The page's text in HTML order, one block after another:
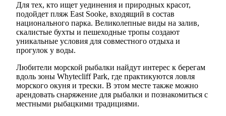
Для тех, кто ищет уединения и природных красот,
подойдет пляж East Sooke, входящий в состав
национального парка. Великолепные виды на залив,
скалистые бухты и пешеходные тропы создают
уникальные условия для совместного отдыха и
прогулок у воды.
Любители морской рыбалки найдут интерес к берегам
вдоль зоны Whytecliff Park, где практикуются ловля
морского окуня и трески. В этом месте также можно
арендовать снаряжение для рыбалки и познакомиться с
местными рыбацкими традициями.